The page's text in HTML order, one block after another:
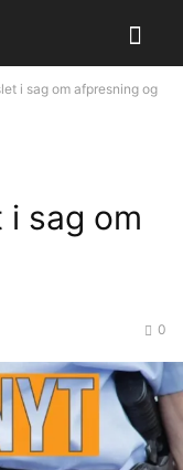
i sag om afpresning og
sag om
0